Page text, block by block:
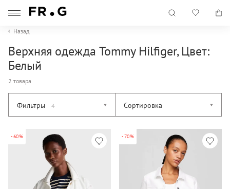
Назад
Верхняя одежда Tommy Hilfiger, Цвет:
Белый
2 товара
Фильтры 4 Сортировка
-60% -70%